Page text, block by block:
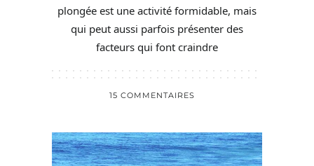
plongée est une activité formidable, mais
qui peut aussi parfois présenter des
facteurs qui font craindre
15 COMMENTAIRES